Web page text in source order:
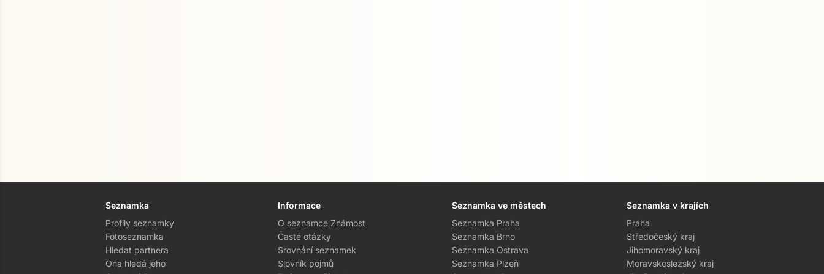
Seznamka
Profily seznamky
Fotoseznamka
Hledat partnera
Ona hledá jeho
Informace
O seznamce Známost
Časté otázky
Srovnání seznamek
Slovník pojmů
Seznamka ve městech
Seznamka Praha
Seznamka Brno
Seznamka Ostrava
Seznamka Plzeň
Seznamka v krajích
Praha
Středočeský kraj
Jihomoravský kraj
Moravskoslezský kraj